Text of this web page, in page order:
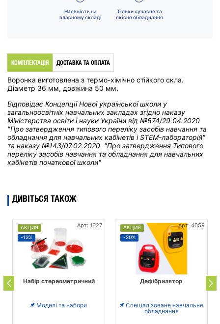
Наявність на
власному складі
Тільки сучасне та
якісне обладнання
КОМПЛЕКТАЦІЯ ДОСТАВКА ТА ОПЛАТА
Воронка виготовлена з термо-хімічно стійкого скла.
Діаметр 36 мм, довжина 50 мм.
Відповідає Концепції Нової української школи у
загальноосвітніх навчальних закладах згідно наказу
Міністерства освіти і науки України від №574/29.04.2020
"Про затвердження типового переліку засобів навчання та
обладнання для навчальних кабінетів і STEM-лабораторій"
та наказу №143/07.02.2020 "Про затвердження Типового
переліку засобів навчання та обладнання для навчальних
кабінетів початкової школи"
ДИВІТЬСЯ ТАКОЖ
АКЦИЯ
-13%
Арт: 1627
Набір стереометричний
Моделі та набори
АКЦИЯ
-20%
Арт: 4059
Дефібрилятор
Спеціалізоване навчальне
обладнання